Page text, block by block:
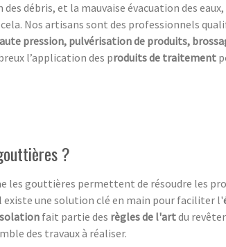
débris, et la mauvaise évacuation des
Nos artisans sont des professionnels
pression, pulvérisation de produits,
l’application des produits de traitement
?
les gouttières permettent de résoudre les
une solution clé en main pour faciliter l'
fait partie des règles de l'artdu
des travaux à réaliser.